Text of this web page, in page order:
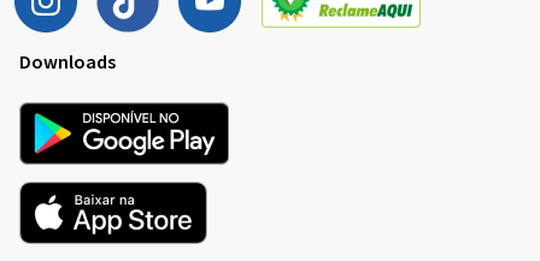
Downloads